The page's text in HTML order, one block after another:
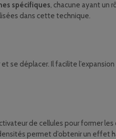
spécifiques, chacune ayant un
dans cette technique.
se déplacer. Il facilite
de cellules pour former
permet d’obtenir un effet